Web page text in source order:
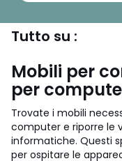
Tutto su :
Mobili per
per
Trovate i mobili
computer e riporre le
informatiche. Questi
per ospitare le